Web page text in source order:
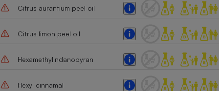
Citrus aurantium peel oil
Citrus limon peel oil
Hexamethylindanopyran
Hexyl cinnamal